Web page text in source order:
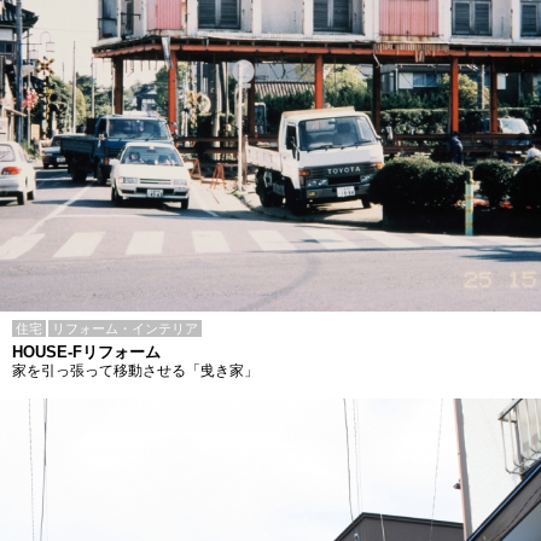
住宅 リフォーム・インテリア
HOUSE-Fリフォーム
家を引っ張って移動させる「曵き家」